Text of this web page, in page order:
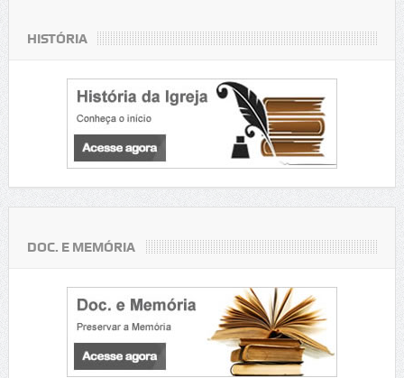
HISTÓRIA
DOC. E MEMÓRIA